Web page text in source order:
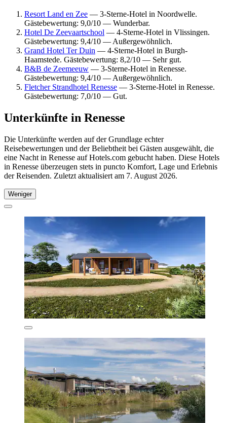
Resort Land en Zee — 3-Sterne-Hotel in Noordwelle.
Gästebewertung: 9,0/10 — Wunderbar.
Hotel De Zeevaartschool — 4-Sterne-Hotel in Vlissingen.
Gästebewertung: 9,4/10 — Außergewöhnlich.
Grand Hotel Ter Duin — 4-Sterne-Hotel in Burgh-
Haamstede. Gästebewertung: 8,2/10 — Sehr gut.
B&B de Zeemeeuw — 3-Sterne-Hotel in Renesse.
Gästebewertung: 9,4/10 — Außergewöhnlich.
Fletcher Strandhotel Renesse — 3-Sterne-Hotel in Renesse.
Gästebewertung: 7,0/10 — Gut.
Unterkünfte in Renesse
Die Unterkünfte werden auf der Grundlage echter
Reisebewertungen und der Beliebtheit bei Gästen ausgewählt, die
eine Nacht in Renesse auf Hotels.com gebucht haben. Diese Hotels
in Renesse überzeugen stets in puncto Komfort, Lage und Erlebnis
der Reisenden. Zuletzt aktualisiert am 7. August 2026.
Weniger